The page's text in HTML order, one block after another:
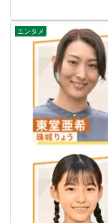
エンタメ